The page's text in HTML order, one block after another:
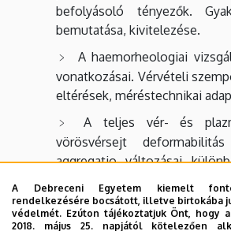
befolyásoló tényezők.
bemutatása, kivitelezése.
A haemorheologiai
vonatkozásai. Vérvételi
eltérések, méréstechnikai
A teljes vér- és
vörösvérsejt
aggregatio változásai
Az ischaemia-
haemorheologiai és
A Debreceni Egyetem kiemelt
rendelkezésére bocsátott, illetve birtokába
védelmét. Ezúton tájékoztatjuk Önt, hogy
2018. május 25. napjától kötelezően